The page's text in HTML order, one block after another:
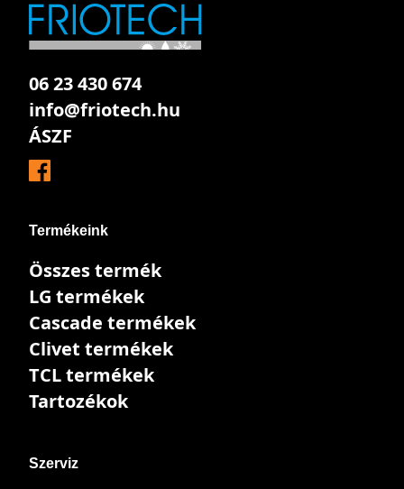
06 23 430 674
info@friotech.hu
ÁSZF
Termékeink
Összes termék
LG termékek
Cascade termékek
Clivet termékek
TCL termékek
Tartozékok
Szerviz